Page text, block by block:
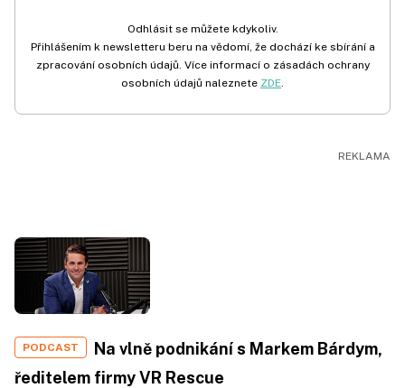
Odhlásit se můžete kdykoliv.
Přihlášením k newsletteru beru na vědomí, že dochází ke sbírání a
zpracování osobních údajů. Více informací o zásadách ochrany
osobních údajů naleznete ZDE.
PODCAST
Na vlně podnikání s Markem Bárdym,
ředitelem firmy VR Rescue